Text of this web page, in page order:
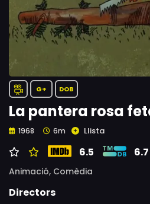
G+ DOB
La pantera rosa
1968 6m Llista
6.5 6.7
Animació, Comèdia
Directors